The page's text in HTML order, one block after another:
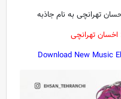
تهرانچی به نام جاذبه
اخسان تهرانچی
Download New Music